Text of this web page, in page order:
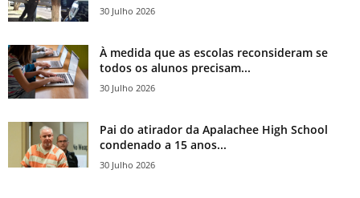
30 Julho 2026
À medida que as escolas reconsideram se
todos os alunos precisam...
30 Julho 2026
Pai do atirador da Apalachee High School
condenado a 15 anos...
30 Julho 2026